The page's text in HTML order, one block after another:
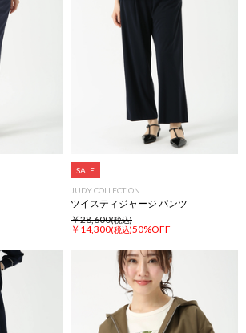
SALE
JUDY COLLECTION
ツイスティジャージ パンツ
￥28,600(税込)
￥14,300(税込)50%OFF